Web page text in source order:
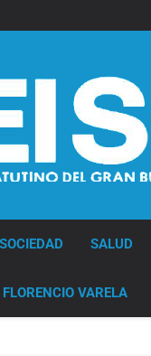
SOCIEDAD SALUD
FLORENCIO VARELA